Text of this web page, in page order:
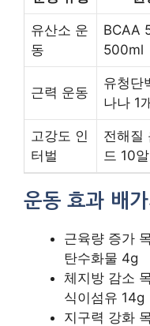
유산소 운
동
BCAA
500ml
근력 운동
유청단
나나 1
고강도 인
터벌
전해질
드 10알
운동 효과 배
근육량 증가
탄수화물 4g
체지방 감소
식이섬유 14g
지구력 강화